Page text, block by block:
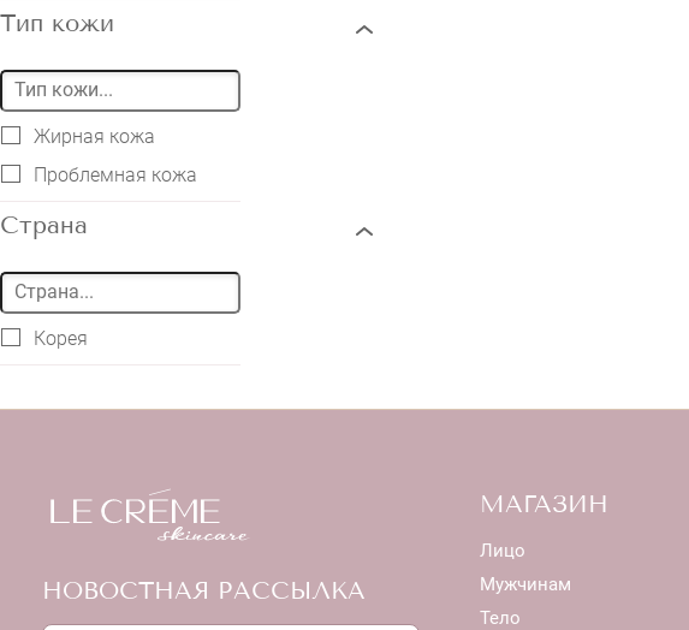
Тип кожи
Жирная кожа
Проблемная кожа
Страна
Корея
НОВОСТНАЯ РАССЫЛКА
МАГАЗИН
Лицо
Мужчинам
Тело